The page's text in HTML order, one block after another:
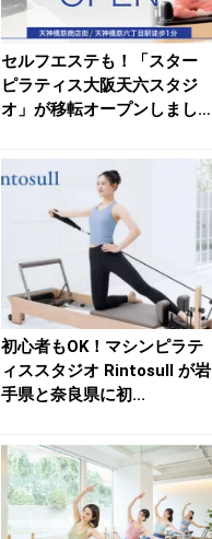
セルフエステも！「スター
ピラティス大阪天六スタジ
オ」が移転オープンしまし
初心者もOK！マシンピラテ
ィススタジオ Rintosull が岩
手県と奈良県に初...